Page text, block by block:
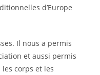
d’Europe
Il nous a permis
et aussi permis
corps et les